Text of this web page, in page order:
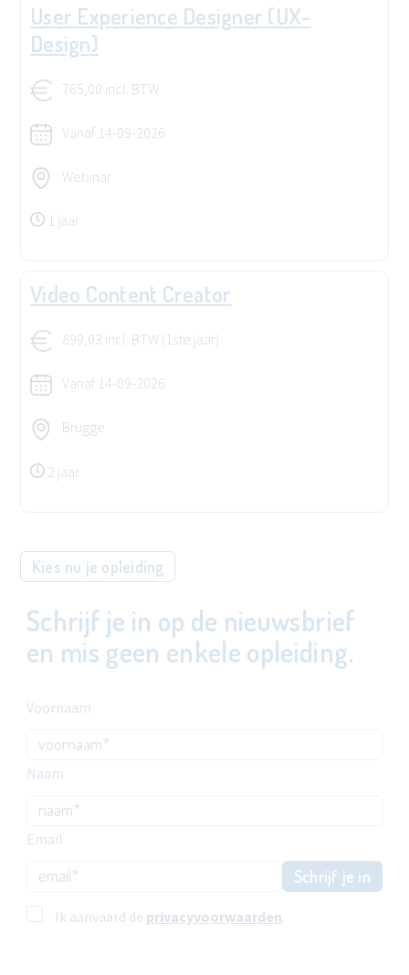
User Experience Designer (UX-
Design)
765,00 incl. BTW
Vanaf 14-09-2026
Webinar
1 jaar
Video Content Creator
899,03 incl. BTW (1ste jaar)
Vanaf 14-09-2026
Brugge
2 jaar
Kies nu je opleiding
Schrijf je in op de nieuwsbrief
en mis geen enkele opleiding.
Voornaam
Naam
Email
Schrijf je in
Ik aanvaard de privacyvoorwaarden.